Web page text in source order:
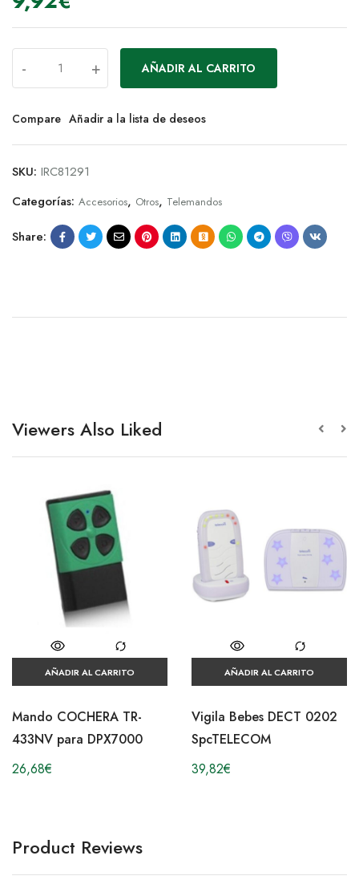
- + AÑADIR AL CARRITO
Compare Añadir a la lista de deseos
SKU: IRC81291
Categorías: Accesorios, Otros, Telemandos
Share:
Viewers Also Liked
AÑADIR AL CARRITO
Mando COCHERA TR-
433NV para DPX7000
26,68€
AÑADIR AL CARRITO
Vigila Bebes DECT 0202
SpcTELECOM
39,82€
Product Reviews